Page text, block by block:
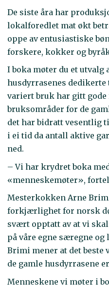
De siste åra har
lokalforedlet mat økt
oppe av entusiastiske
forskere, kokker og
I boka møter du et utvalg
husdyrrasenes
variert bruk har gitt gode
bruksområder for de
det har bidratt vesentlig
i ei tid da antall aktive
ned.
– Vi har krydret boka
«menneskemøter»,
Mesterkokken Arne
forkjærlighet for norsk
svært opptatt av at vi
på våre egne særegne
Brimi mener at det beste
de gamle husdyrrasene
Menneskene vi møter i